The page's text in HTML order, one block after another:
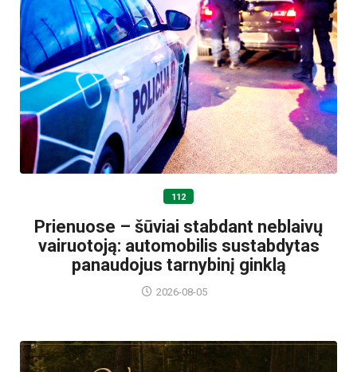
112
Prienuose – šūviai stabdant neblaivų
vairuotoją: automobilis sustabdytas
panaudojus tarnybinį ginklą
2026-08-05